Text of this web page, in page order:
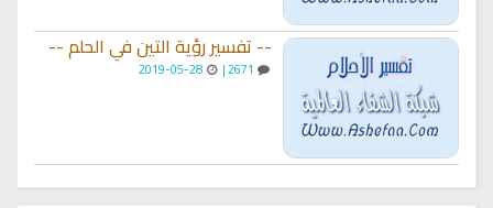
-- تفسير رؤية التين في الحلم --
2019-05-28